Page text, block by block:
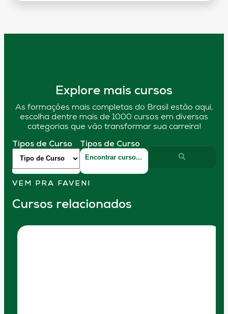
Explore mais cursos
As formações mais completas do Brasil estão aqui,
escolha dentre mais de 1000 cursos em diversas
categorias que vão transformar sua carreira!
Tipos de Curso Tipos de Curso
VEM PRA FAVENI
Cursos relacionados